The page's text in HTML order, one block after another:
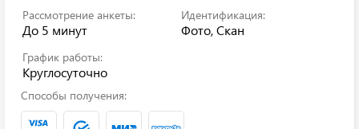
Рассмотрение анкеты:
До 5 минут
Идентификация:
Фото, Скан
График работы:
Круглосуточно
Способы получения: